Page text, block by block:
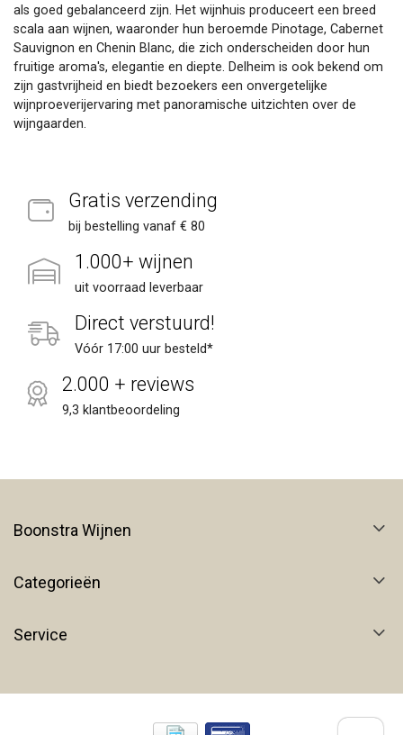
als goed gebalanceerd zijn. Het wijnhuis produceert een breed
scala aan wijnen, waaronder hun beroemde Pinotage, Cabernet
Sauvignon en Chenin Blanc, die zich onderscheiden door hun
fruitige aroma's, elegantie en diepte. Delheim is ook bekend om
zijn gastvrijheid en biedt bezoekers een onvergetelijke
wijnproeverijervaring met panoramische uitzichten over de
wijngaarden.
Gratis verzending
bij bestelling vanaf € 80
1.000+ wijnen
uit voorraad leverbaar
Direct verstuurd!
Vóór 17:00 uur besteld*
2.000 + reviews
9,3 klantbeoordeling
Boonstra Wijnen
Categorieën
Service